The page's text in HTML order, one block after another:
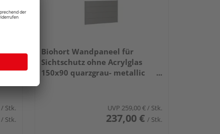
/ Stk.
/ Stk.
Biohort Wandpaneel für
Sichtschutz ohne Acrylglas
150x90 quarzgrau- metallic
UVP 259,00 € / Stk.
237,00 € / Stk.